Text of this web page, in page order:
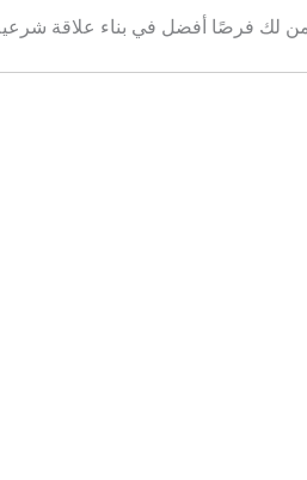
لك فرصًا أفضل في بناء علاقة